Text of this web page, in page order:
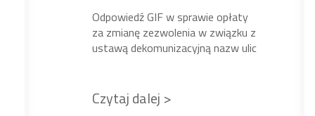
Odpowiedź GIF w sprawie opłaty
za zmianę zezwolenia w związku z
ustawą dekomunizacyjną nazw ulic
Czytaj dalej >